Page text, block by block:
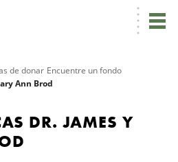
de donar Encuentre un fondo
Ann Brod
DR. JAMES Y